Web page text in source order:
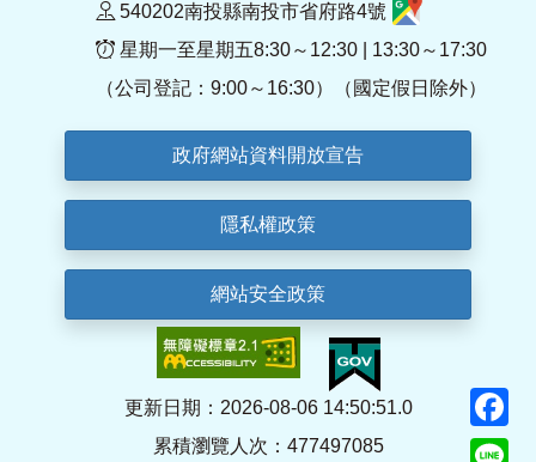
540202南投縣南投市省府路4號
星期一至星期五8:30～12:30 | 13:30～17:30
（公司登記：9:00～16:30）（國定假日除外）
政府網站資料開放宣告
隱私權政策
網站安全政策
更新日期：2026-08-06 14:50:51.0
累積瀏覽人次：477497085